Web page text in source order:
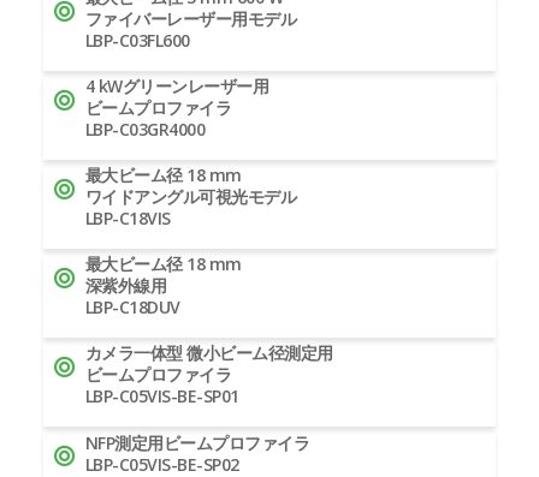
ファイバーレーザー用モデル
LBP-C03FL600
4 kWグリーンレーザー用
ビームプロファイラ
LBP-C03GR4000
最大ビーム径 18 mm
ワイドアングル可視光モデル
LBP-C18VIS
最大ビーム径 18 mm
深紫外線用
LBP-C18DUV
カメラ一体型 微小ビーム径測定用
ビームプロファイラ
LBP-C05VIS-BE-SP01
NFP測定用ビームプロファイラ
LBP-C05VIS-BE-SP02